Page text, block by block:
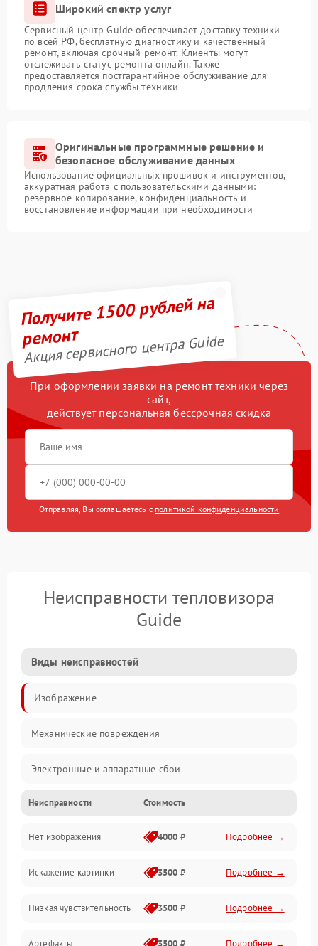
Широкий спектр услуг
Сервисный центр Guide обеспечивает доставку техники
по всей РФ, бесплатную диагностику и качественный
ремонт, включая срочный ремонт. Клиенты могут
отслеживать статус ремонта онлайн. Также
предоставляется постгарантийное обслуживание для
продления срока службы техники
Оригинальные программные решение и
безопасное обслуживание данных
Использование официальных прошивок и инструментов,
аккуратная работа с пользовательскими данными:
резервное копирование, конфиденциальность и
восстановление информации при необходимости
Получите 1500 рублей на
ремонт
Акция сервисного центра Guide
При оформлении заявки на ремонт техники через
сайт,
действует персональная бессрочная скидка
Отправляя, Вы соглашаетесь с политикой конфиденциальности
Неисправности тепловизора
Guide
Виды неисправностей
Изображение
Механические повреждения
Электронные и аппаратные сбои
Неисправности сенсора и оптики
Программные ошибки
Электропитание
Измерения
Неисправности Стоимость
Нет изображения 4000 ₽ Подробнее →
Искажение картинки 3500 ₽ Подробнее →
Низкая чувствительность 3500 ₽ Подробнее →
Артефакты 3500 ₽ Подробнее →